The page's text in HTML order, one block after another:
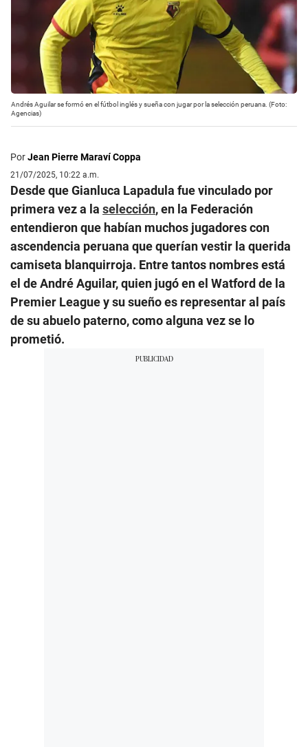
Andrés Aguilar se formó en el fútbol inglés y sueña con jugar por la selección peruana. (Foto:
Agencias)
PorJean Pierre Maraví Coppa
21/07/2025, 10:22 a.m.
Desde que Gianluca Lapadula fue vinculado por
primera vez a la selección, en la Federación
entendieron que habían muchos jugadores con
ascendencia peruana que querían vestir la querida
camiseta blanquirroja. Entre tantos nombres está
el de André Aguilar, quien jugó en el Watford de la
Premier League y su sueño es representar al país
de su abuelo paterno, como alguna vez se lo
prometió.